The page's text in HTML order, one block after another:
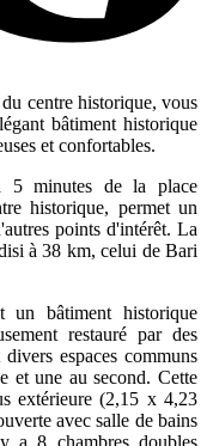
centre historique, vous
bâtiment historique
et confortables.
5 minutes de la place
historique, permet un
points d'intérêt. La
à 38 km, celui de Bari
un bâtiment historique
restauré par des
espaces communs
et une au second. Cette
extérieure (2,15 x 4,23
avec salle de bains